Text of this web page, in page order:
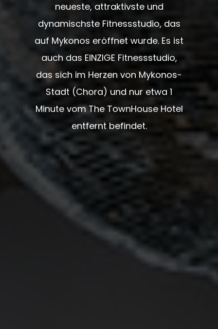
neueste, attraktivste und
dynamischste Fitnessstudio, das
auf Mykonos eröffnet wurde. Es ist
auch das EINZIGE Fitnessstudio,
das sich im Herzen von Mykonos-
Stadt (Chora) und nur etwa 1
Minute vom The TownHouse Hotel
entfernt befindet.